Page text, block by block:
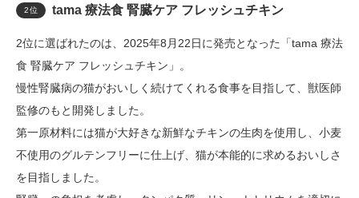
2位 tama 療法食 腎臓ケア フレッシュチキン
2位に選ばれたのは、2025年8月22日に発売となった「tama 療法
食 腎臓ケア フレッシュチキン」。
慢性腎臓病の猫がおいしく続けてくれる食事を目指して、獣医師
監修のもと開発しました。
第一原材料には猫が大好きな新鮮なチキンの生肉を使用し、小麦
不使用のグルテンフリーに仕上げ、猫が本能的に求めるおいしさ
を目指しました。